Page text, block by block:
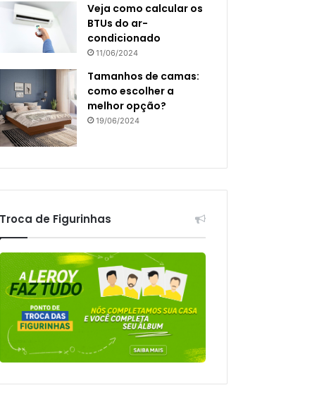
Veja como calcular os
BTUs do ar-
condicionado
11/06/2024
Tamanhos de camas:
como escolher a
melhor opção?
19/06/2024
Troca de Figurinhas